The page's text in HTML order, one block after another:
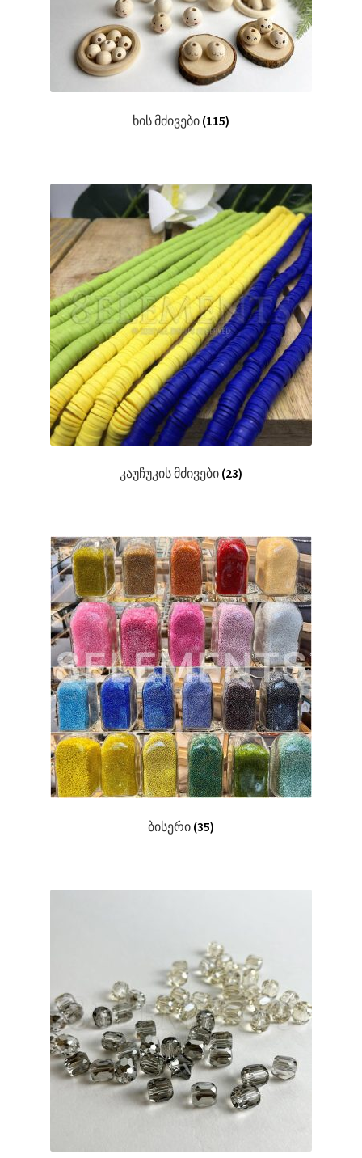
ხის მძივები (115)
კაუჩუკის მძივები (23)
ბისერი (35)